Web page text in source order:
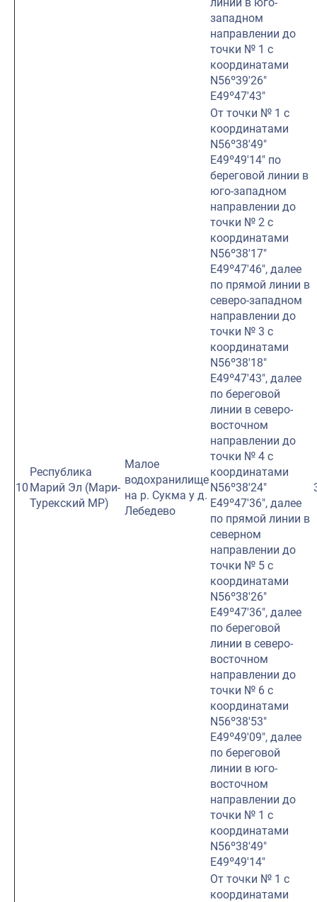
западном
направлении до
точки № 1 с
координатами
N56º39′26″
E49º47′43″
10
Республика
Марий Эл (Мари-
Турекский МР)
Малое
водохранилище
на р. Сукма у д.
Лебедево
От точки № 1 с
координатами
N56º38′49″
E49º49′14″ по
береговой линии в
юго-западном
направлении до
точки № 2 с
координатами
N56º38′17″
E49º47′46″, далее
по прямой линии в
северо-западном
направлении до
точки № 3 с
координатами
N56º38′18″
E49º47′43″, далее
по береговой
линии в северо-
восточном
направлении до
точки № 4 с
координатами
N56º38′24″
E49º47′36″, далее
по прямой линии в
северном
направлении до
точки № 5 с
координатами
N56º38′26″
E49º47′36″, далее
по береговой
линии в северо-
восточном
направлении до
точки № 6 с
координатами
N56º38′53″
E49º49′09″, далее
по береговой
линии в юго-
восточном
направлении до
точки № 1 с
координатами
N56º38′49″
E49º49′14″
От точки № 1 с
координатами